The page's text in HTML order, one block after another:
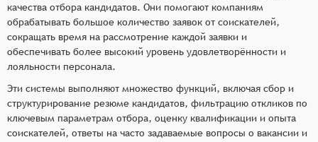
качества отбора кандидатов. Они помогают компаниям
обрабатывать большое количество заявок от соискателей,
сокращать время на рассмотрение каждой заявки и
обеспечивать более высокий уровень удовлетворённости и
лояльности персонала.
Эти системы выполняют множество функций, включая сбор и
структурирование резюме кандидатов, фильтрацию откликов по
ключевым параметрам отбора, оценку квалификации и опыта
соискателей, ответы на часто задаваемые вопросы о вакансии и